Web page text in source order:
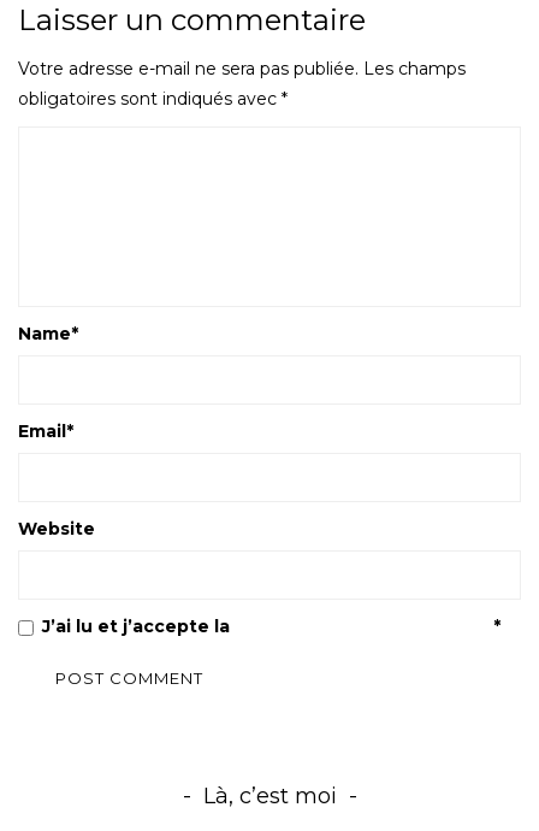
Laisser un commentaire
Votre adresse e-mail ne sera pas publiée. Les champs
obligatoires sont indiqués avec *
Name*
Email*
Website
J’ai lu et j’accepte la *
Là, c’est moi